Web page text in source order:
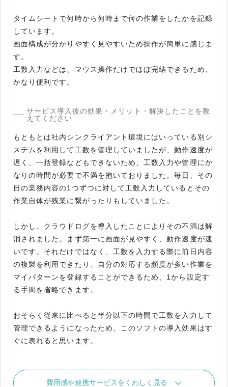
タイムシートで何時から何時まで何の作業をしたかを記録
しています。
画面構成が分かりやすく見やすいため操作が簡単に感じま
す。
工数入力などは、マウス操作だけでほぼ完結できるため、
かなり便利です。
サービス導入後の効果・メリット・解決したことを教
えてください
もともとは社内シンクライアント環境にはいっている別シ
ステムを利用して工数を管理していましたが、動作速度が
遅く、一括登録などもできないため、工数入力や管理にか
なりの時間が必要で不満を抱いておりました。毎日、その
日の業務内容の1つずつに対して工数入力しているとその
作業自体が残業に繋がったりもしていました。
しかし、クラウドログを導入したことによりその不満は解
消されました。まず第一に画面が見やすく、動作速度が速
いです。それだけではなく、工数を入力する際に前日内容
の複製を利用できたり、自分の対応する頻度が多い作業を
マイパターンを登録することができるため、1から設定す
る手間を省略できます。
おそらく従来に比べると半分以下の時間で工数を入力して
管理できるようになったため、このソフトの導入効果はす
ぐに表れると思います。
費用感や連携サービスをくわしく見る